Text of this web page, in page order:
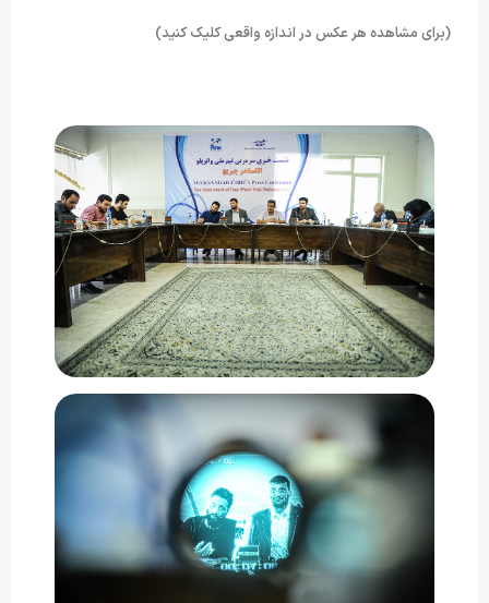
(برای مشاهده هر عکس در اندازه واقعی کلیک کنید)